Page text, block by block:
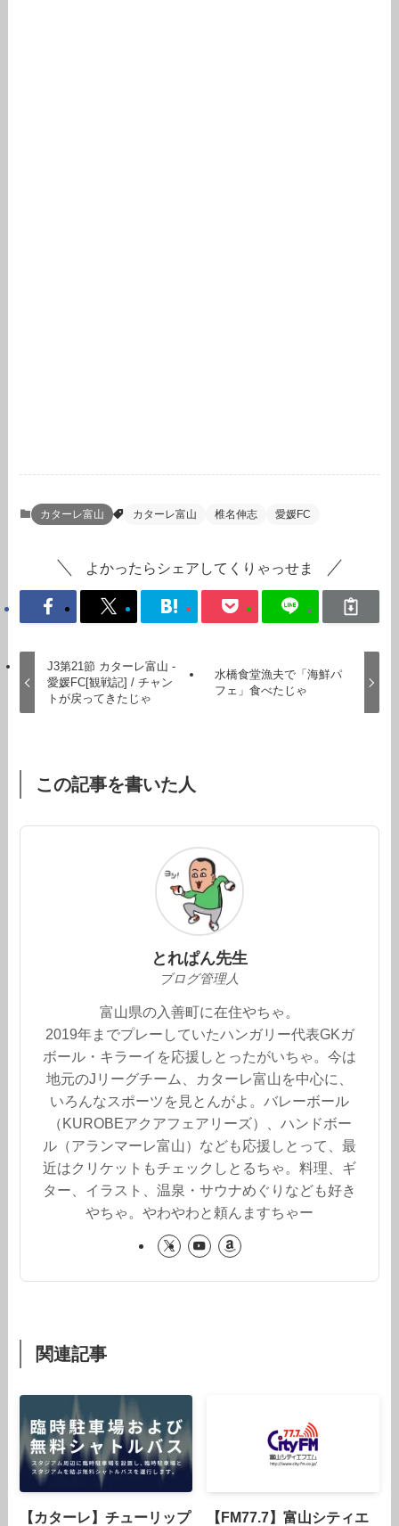
カターレ富山 カターレ富山 椎名伸志 愛媛FC
よかったらシェアしてくりゃっせま
J3第21節 カターレ富山 -
愛媛FC[観戦記] / チャン
トが戻ってきたじゃ
水橋食堂漁夫で「海鮮パ
フェ」食べたじゃ
この記事を書いた人
とれぱん先生
ブログ管理人
富山県の入善町に在住やちゃ。
2019年までプレーしていたハンガリー代表GKガ
ボール・キラーイを応援しとったがいちゃ。今は
地元のJリーグチーム、カターレ富山を中心に、
いろんなスポーツを見とんがよ。バレーボール
（KUROBEアクアフェアリーズ）、ハンドボー
ル（アランマーレ富山）なども応援しとって、最
近はクリケットもチェックしとるちゃ。料理、ギ
ター、イラスト、温泉・サウナめぐりなども好き
やちゃ。やわやわと頼んますちゃー
関連記事
【カターレ】チューリップ
【FM77.7】富山シティエ